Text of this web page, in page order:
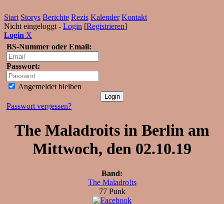
Start Storys Berichte Rezis Kalender Kontakt
Nicht eingeloggt - Login [Registrieren]
Login X
BS-Nummer oder Email:
Passwort:
Angemeldet bleiben
Passwort vergessen?
The Maladroits in Berlin am
Mittwoch, den 02.10.19
Band:
The Maladro!ts
77 Punk